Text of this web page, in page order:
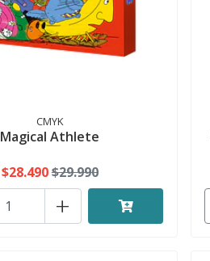
CMYK
Magical Athlete
$28.490$29.990
+